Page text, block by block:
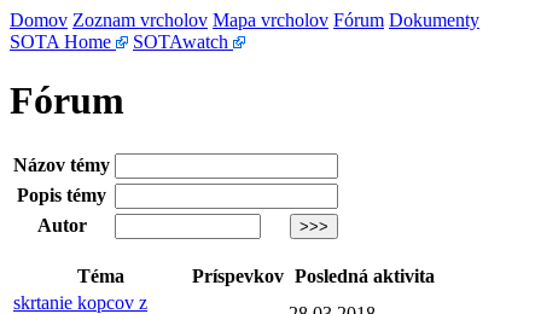
Domov Zoznam vrcholov Mapa vrcholov Fórum Dokumenty
SOTA Home
SOTAwatch
Fórum
Názov témy
Popis témy
Autor
Téma Príspevkov Posledná aktivita
skrtanie kopcov z